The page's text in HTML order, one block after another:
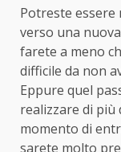
Potreste essere
verso una
farete a meno
difficile da non
Eppure quel
realizzare di più
momento di
sarete molto